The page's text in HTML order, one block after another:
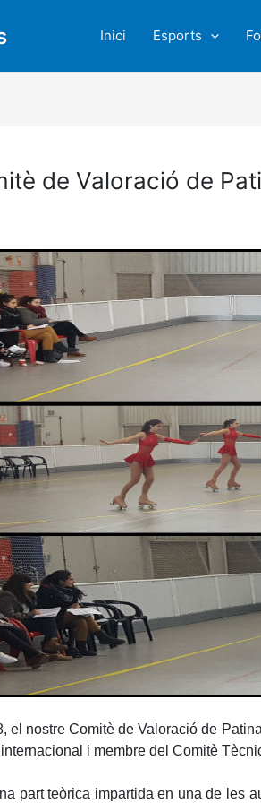
Inici Esports
de Valoració de
el nostre Comitè de Valoració de
i membre del Comitè
part teòrica impartida en una de les